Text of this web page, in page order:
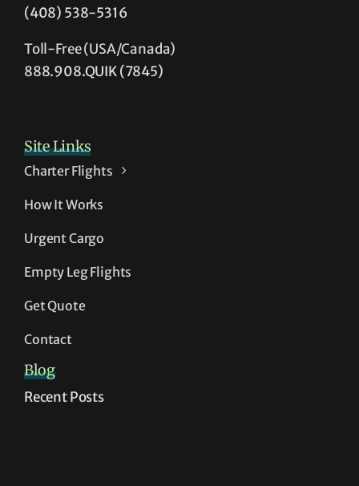
(408) 538-5316
Toll-Free (USA/Canada)
888.908.QUIK (7845)
Site Links
Charter Flights
How It Works
Urgent Cargo
Empty Leg Flights
Get Quote
Contact
Blog
Recent Posts